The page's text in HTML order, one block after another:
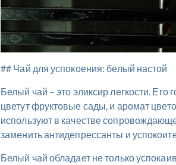
## Чай для успокоения: белый настой
Белый чай – это эликсир легкости.
цветут фруктовые сады, и аромат
используют в качестве
заменить антидепрессанты и
Белый чай обладает не только